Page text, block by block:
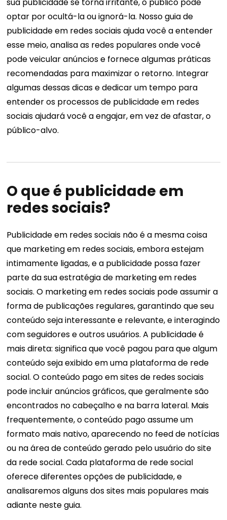
optar por ocultá-la ou ignorá-la. Nosso guia de
publicidade em redes sociais ajuda você a entender
esse meio, analisa as redes populares onde você
pode veicular anúncios e fornece algumas práticas
recomendadas para maximizar o retorno. Integrar
algumas dessas dicas e dedicar um tempo para
entender os processos de publicidade em redes
sociais ajudará você a engajar, em vez de afastar, o
público-alvo.
O que é publicidade em
redes sociais?
Publicidade em redes sociais não é a mesma coisa
que marketing em redes sociais, embora estejam
intimamente ligadas, e a publicidade possa fazer
parte da sua estratégia de marketing em redes
sociais. O marketing em redes sociais pode assumir a
forma de publicações regulares, garantindo que seu
conteúdo seja interessante e relevante, e interagindo
com seguidores e outros usuários. A publicidade é
mais direta: significa que você pagou para que algum
conteúdo seja exibido em uma plataforma de rede
social. O conteúdo pago em sites de redes sociais
pode incluir anúncios gráficos, que geralmente são
encontrados no cabeçalho e na barra lateral. Mais
frequentemente, o conteúdo pago assume um
formato mais nativo, aparecendo no feed de notícias
ou na área de conteúdo gerado pelo usuário do site
da rede social. Cada plataforma de rede social
oferece diferentes opções de publicidade, e
analisaremos alguns dos sites mais populares mais
adiante neste guia.